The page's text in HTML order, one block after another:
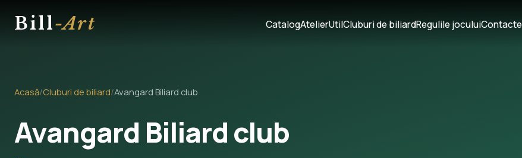
Bill-Art CatalogAtelierUtilCluburi de biliardRegulile joculuiContacte
Acasă/Cluburi de biliard/Avangard Biliard club
Avangard Biliard club